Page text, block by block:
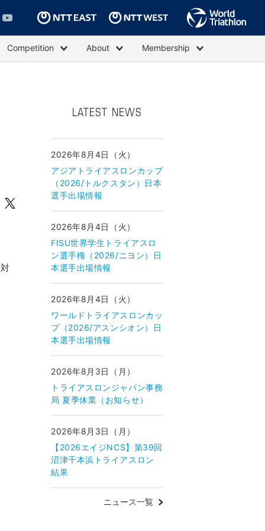
Competition About Membership
LATEST NEWS
2026年8月4日（火）
アジアトライアスロンカップ
（2026/トルクスタン）日本
選手出場情報
2026年8月4日（火）
FISU世界学生トライアスロ
ン選手権（2026/ニヨン）日
本選手出場情報
2026年8月4日（火）
ワールドトライアスロンカッ
プ（2026/アスンシオン）日
本選手出場情報
2026年8月3日（月）
トライアスロンジャパン事務
局 夏季休業（お知らせ）
2026年8月3日（月）
【2026エイジNCS】第39回
沼津千本浜トライアスロン
結果
ニュース一覧